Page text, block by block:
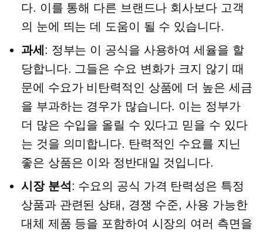
다. 이를 통해 다른 브랜드나 회사보다 고객
의 눈에 띄는 데 도움이 될 수 있습니다.
과세 : 정부는 이 공식을 사용하여 세율을 할
당합니다. 그들은 수요 변화가 크지 않기 때
문에 수요가 비탄력적인 상품에 더 높은 세금
을 부과하는 경우가 많습니다. 이는 정부가
더 많은 수입을 올릴 수 있다고 믿을 수 있다
는 것을 의미합니다. 탄력적인 수요를 지닌
좋은 상품은 이와 정반대일 것입니다.
시장 분석: 수요의 공식 가격 탄력성은 특정
상품과 관련된 상태, 경쟁 수준, 사용 가능한
대체 제품 등을 포함하여 시장의 여러 측면을